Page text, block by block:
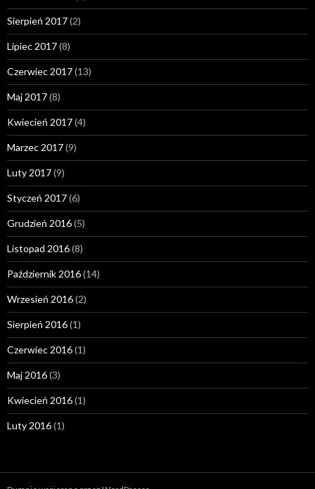
Sierpień 2017(2)
Lipiec 2017(8)
Czerwiec 2017(13)
Maj 2017(8)
Kwiecień 2017(4)
Marzec 2017(9)
Luty 2017(9)
Styczeń 2017(6)
Grudzień 2016(5)
Listopad 2016(8)
Październik 2016(14)
Wrzesień 2016(2)
Sierpień 2016(1)
Czerwiec 2016(1)
Maj 2016(3)
Kwiecień 2016(1)
Luty 2016(1)